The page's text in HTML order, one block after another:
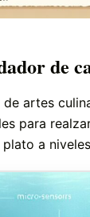
de
artes
para
plato a